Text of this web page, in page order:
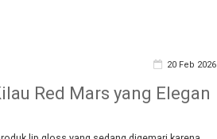
20 Feb 2026
Red Mars yang Elegan